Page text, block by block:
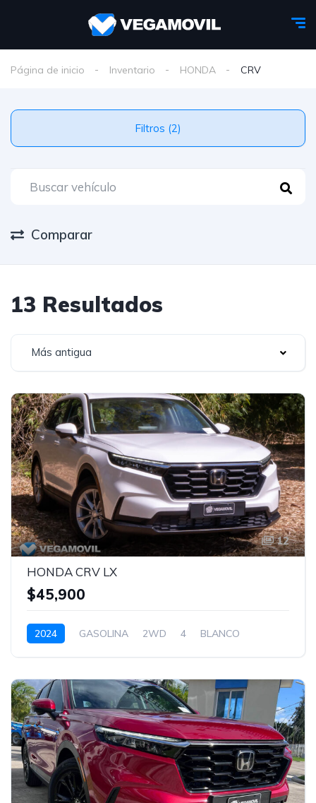
Página de inicio Inventario HONDA CRV
Filtros (2)
Comparar
13 Resultados
Más antigua
12
HONDA CRV LX
$45,900
2024 GASOLINA 2WD 4 BLANCO